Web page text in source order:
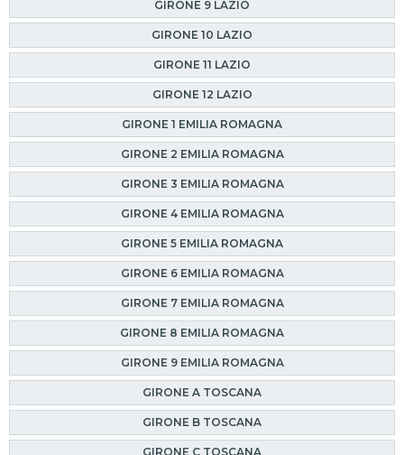
GIRONE 9 LAZIO
GIRONE 10 LAZIO
GIRONE 11 LAZIO
GIRONE 12 LAZIO
GIRONE 1 EMILIA ROMAGNA
GIRONE 2 EMILIA ROMAGNA
GIRONE 3 EMILIA ROMAGNA
GIRONE 4 EMILIA ROMAGNA
GIRONE 5 EMILIA ROMAGNA
GIRONE 6 EMILIA ROMAGNA
GIRONE 7 EMILIA ROMAGNA
GIRONE 8 EMILIA ROMAGNA
GIRONE 9 EMILIA ROMAGNA
GIRONE A TOSCANA
GIRONE B TOSCANA
GIRONE C TOSCANA